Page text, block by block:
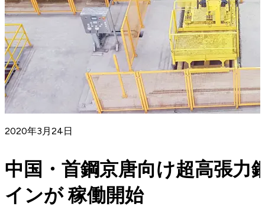
2020年3月24日
中国・首鋼京唐向け超高張力
インが 稼働開始